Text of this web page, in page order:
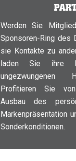
Werden Sie
Sponsoren-Ring des
sie Kontakte zu
laden Sie ihre
ungezwungenen
Profitieren Sie von
Ausbau des
Markenpräsentation
Sonderkonditionen.